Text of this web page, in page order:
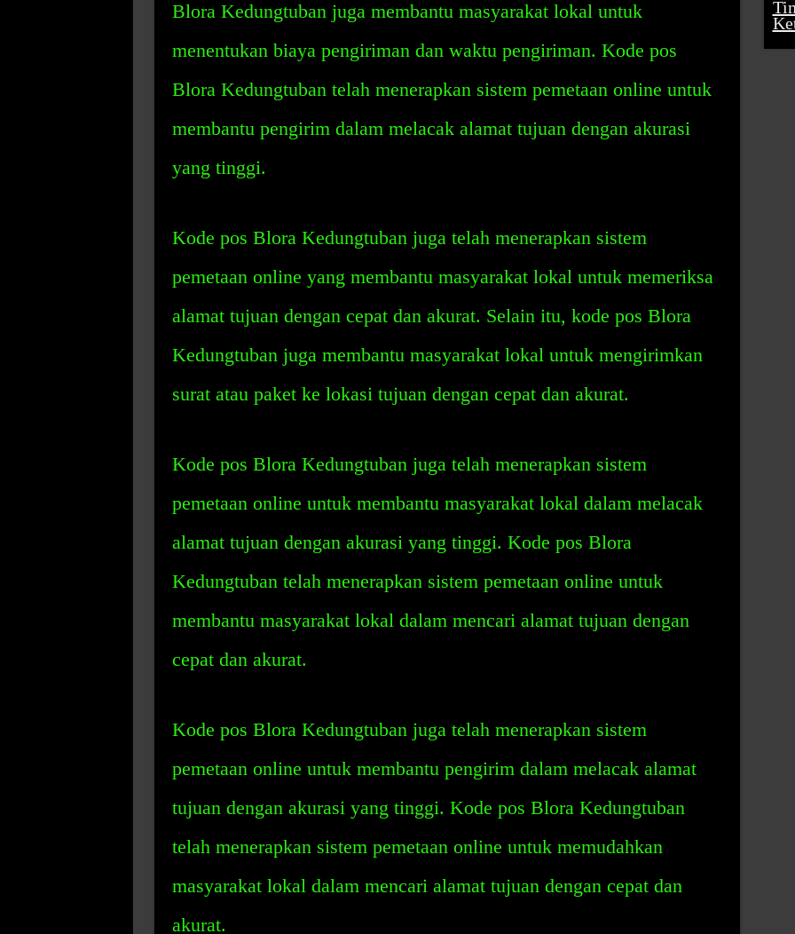
Blora Kedungtuban juga membantu masyarakat lokal untuk
menentukan biaya pengiriman dan waktu pengiriman. Kode pos
Blora Kedungtuban telah menerapkan sistem pemetaan online untuk
membantu pengirim dalam melacak alamat tujuan dengan akurasi
yang tinggi.
Kode pos Blora Kedungtuban juga telah menerapkan sistem
pemetaan online yang membantu masyarakat lokal untuk memeriksa
alamat tujuan dengan cepat dan akurat. Selain itu, kode pos Blora
Kedungtuban juga membantu masyarakat lokal untuk mengirimkan
surat atau paket ke lokasi tujuan dengan cepat dan akurat.
Kode pos Blora Kedungtuban juga telah menerapkan sistem
pemetaan online untuk membantu masyarakat lokal dalam melacak
alamat tujuan dengan akurasi yang tinggi. Kode pos Blora
Kedungtuban telah menerapkan sistem pemetaan online untuk
membantu masyarakat lokal dalam mencari alamat tujuan dengan
cepat dan akurat.
Kode pos Blora Kedungtuban juga telah menerapkan sistem
pemetaan online untuk membantu pengirim dalam melacak alamat
tujuan dengan akurasi yang tinggi. Kode pos Blora Kedungtuban
telah menerapkan sistem pemetaan online untuk memudahkan
masyarakat lokal dalam mencari alamat tujuan dengan cepat dan
akurat.